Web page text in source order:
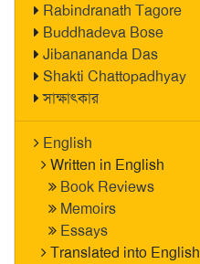
Rabindranath Tagore
Buddhadeva Bose
Jibanananda Das
Shakti Chattopadhyay
সাক্ষাৎকার
English
Written in English
Book Reviews
Memoirs
Essays
Translated into English